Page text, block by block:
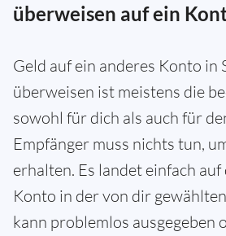
überweisen auf ein
Geld auf ein anderes Konto in
überweisen ist meistens die
sowohl für dich als auch für
Empfänger muss nichts tun,
erhalten. Es landet einfach auf
Konto in der von dir
kann problemlos ausgegeben